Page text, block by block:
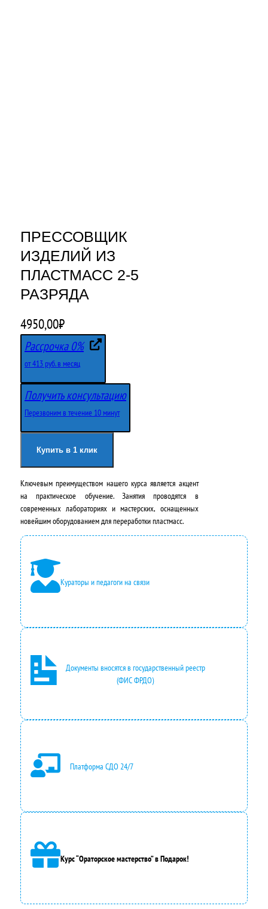
ПРЕССОВЩИК
ИЗДЕЛИЙ ИЗ
ПЛАСТМАСС 2-5
РАЗРЯДА
4950,00₽
Рассрочка 0%
от 413 руб. в месяц
Получить консультацию
Перезвоним в течение 10 минут
Купить в 1 клик
Ключевым преимуществом нашего курса является акцент
на практическое обучение. Занятия проводятся в
современных лабораториях и мастерских, оснащенных
новейшим оборудованием для переработки пластмасс.
Кураторы и педагоги на связи
Документы вносятся в государственный реестр
(ФИС ФРДО)
Платформа СДО 24/7
Курс “Ораторское мастерство” в Подарок!